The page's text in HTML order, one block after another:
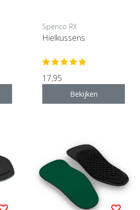
Spenco RX
Hielkussens
17,95
Bekijken